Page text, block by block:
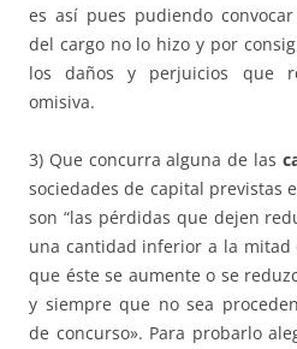
es así pues pudiendo
del cargo no lo hizo y por
los daños y perjuicios que
omisiva.
3) Que concurra alguna de las
sociedades de capital previstas
son “las pérdidas que dejen
una cantidad inferior a la mitad
que éste se aumente o se
y siempre que no sea
de concurso». Para probarlo